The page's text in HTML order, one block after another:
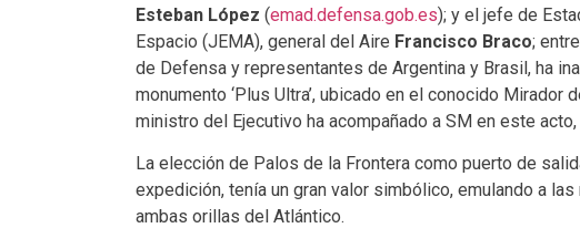
Esteban López (emad.defensa.gob.es); y el jefe de
Espacio (JEMA), general del Aire Francisco Braco;
de Defensa y representantes de Argentina y Brasil, ha
monumento ‘Plus Ultra’, ubicado en el conocido Mirador
ministro del Ejecutivo ha acompañado a SM en este
La elección de Palos de la Frontera como puerto de
expedición, tenía un gran valor simbólico, emulando a
ambas orillas del Atlántico.